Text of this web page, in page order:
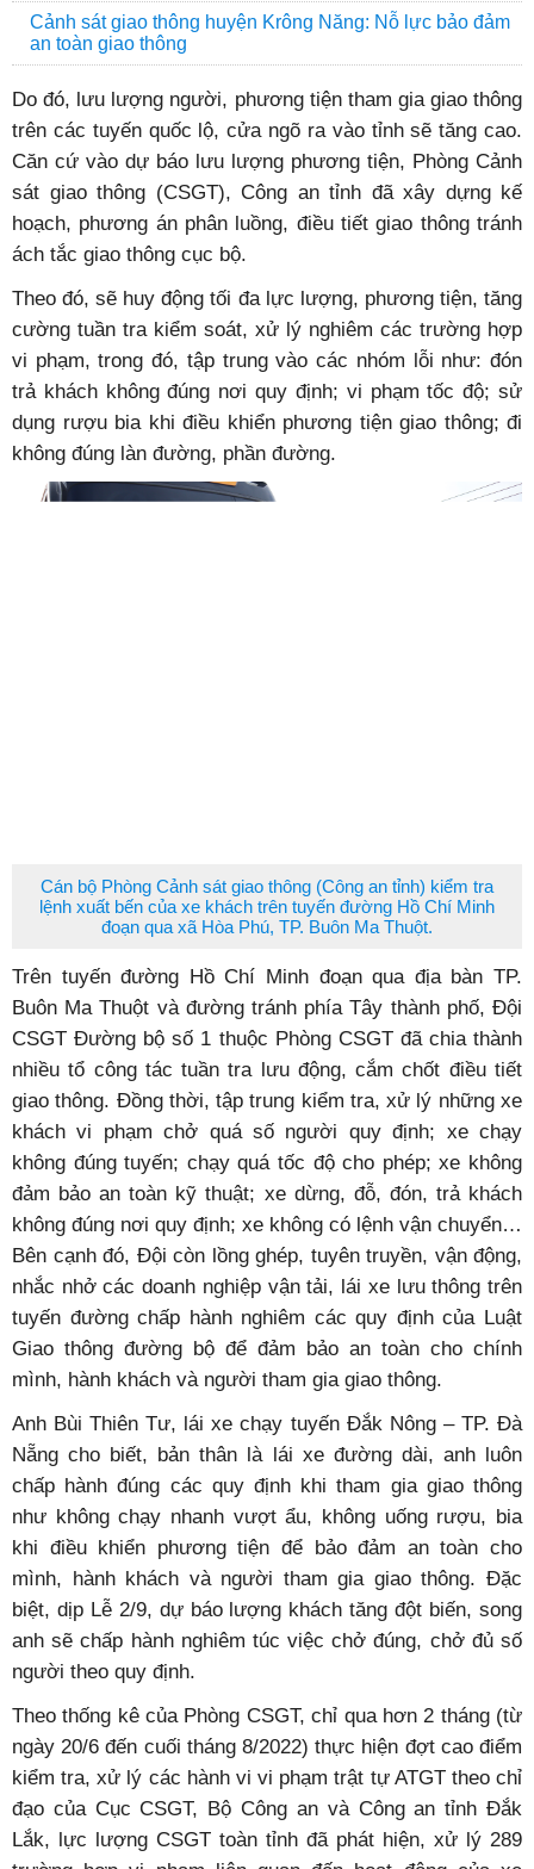
Cảnh sát giao thông huyện Krông Năng: Nỗ lực bảo đảm
an toàn giao thông
Do đó, lưu lượng người, phương tiện tham gia giao thông
trên các tuyến quốc lộ, cửa ngõ ra vào tỉnh sẽ tăng cao.
Căn cứ vào dự báo lưu lượng phương tiện, Phòng Cảnh
sát giao thông (CSGT), Công an tỉnh đã xây dựng kế
hoạch, phương án phân luồng, điều tiết giao thông tránh
ách tắc giao thông cục bộ.
Theo đó, sẽ huy động tối đa lực lượng, phương tiện, tăng
cường tuần tra kiểm soát, xử lý nghiêm các trường hợp
vi phạm, trong đó, tập trung vào các nhóm lỗi như: đón
trả khách không đúng nơi quy định; vi phạm tốc độ; sử
dụng rượu bia khi điều khiển phương tiện giao thông; đi
không đúng làn đường, phần đường.
Cán bộ Phòng Cảnh sát giao thông (Công an tỉnh) kiểm tra
lệnh xuất bến của xe khách trên tuyến đường Hồ Chí Minh
đoạn qua xã Hòa Phú, TP. Buôn Ma Thuột.
Trên tuyến đường Hồ Chí Minh đoạn qua địa bàn TP.
Buôn Ma Thuột và đường tránh phía Tây thành phố, Đội
CSGT Đường bộ số 1 thuộc Phòng CSGT đã chia thành
nhiều tổ công tác tuần tra lưu động, cắm chốt điều tiết
giao thông. Đồng thời, tập trung kiểm tra, xử lý những xe
khách vi phạm chở quá số người quy định; xe chạy
không đúng tuyến; chạy quá tốc độ cho phép; xe không
đảm bảo an toàn kỹ thuật; xe dừng, đỗ, đón, trả khách
không đúng nơi quy định; xe không có lệnh vận chuyển…
Bên cạnh đó, Đội còn lồng ghép, tuyên truyền, vận động,
nhắc nhở các doanh nghiệp vận tải, lái xe lưu thông trên
tuyến đường chấp hành nghiêm các quy định của Luật
Giao thông đường bộ để đảm bảo an toàn cho chính
mình, hành khách và người tham gia giao thông.
Anh Bùi Thiên Tư, lái xe chạy tuyến Đắk Nông – TP. Đà
Nẵng cho biết, bản thân là lái xe đường dài, anh luôn
chấp hành đúng các quy định khi tham gia giao thông
như không chạy nhanh vượt ẩu, không uống rượu, bia
khi điều khiển phương tiện để bảo đảm an toàn cho
mình, hành khách và người tham gia giao thông. Đặc
biệt, dịp Lễ 2/9, dự báo lượng khách tăng đột biến, song
anh sẽ chấp hành nghiêm túc việc chở đúng, chở đủ số
người theo quy định.
Theo thống kê của Phòng CSGT, chỉ qua hơn 2 tháng (từ
ngày 20/6 đến cuối tháng 8/2022) thực hiện đợt cao điểm
kiểm tra, xử lý các hành vi vi phạm trật tự ATGT theo chỉ
đạo của Cục CSGT, Bộ Công an và Công an tỉnh Đắk
Lắk, lực lượng CSGT toàn tỉnh đã phát hiện, xử lý 289